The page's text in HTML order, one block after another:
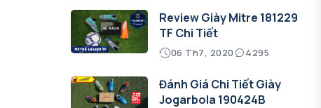
Review Giày Mitre 181229
TF Chi Tiết
06 Th7, 2020 4295
Đánh Giá Chi Tiết Giày
Jogarbola 190424B